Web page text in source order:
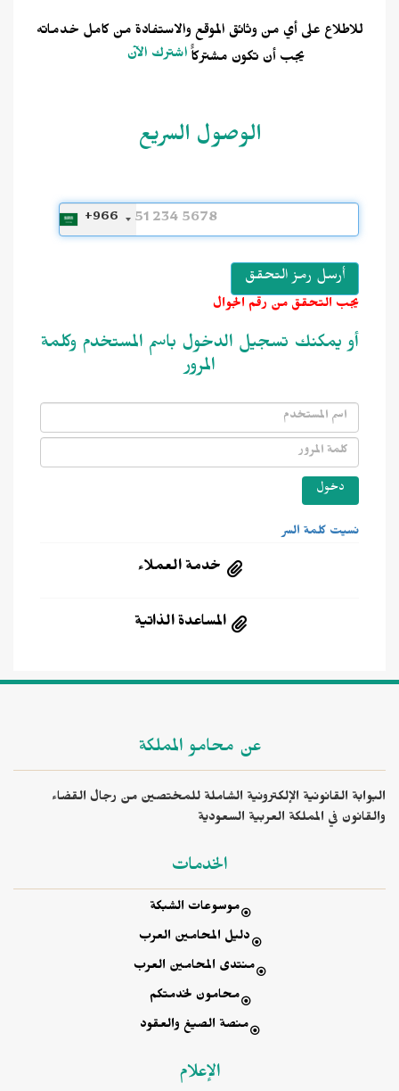
للاطلاع على أي من وثائق الموقع والاستفادة من كامل خدماته
يجب أن تكون مشتركاًً اشترك الآن
الوصول السريع
+966
يجب التحقق من رقم الجوال
أو يمكنك تسجيل الدخول باسم المستخدم وكلمة
المرور
نسيت كلمة السر
خدمة العملاء
المساعدة الذاتية
عن محامو المملكة
البوابة القانونية الإلكترونية الشاملة للمختصين من رجال القضاء
والقانون في المملكة العربية السعودية
الخدمات
موسوعات الشبكة
دليل المحامين العرب
منتدى المحامين العرب
محامون لخدمتكم
منصة الصيغ والعقود
الإعلام